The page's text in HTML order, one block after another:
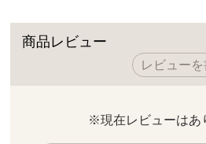
商品レビュー
レビューを
※現在レビューはあ